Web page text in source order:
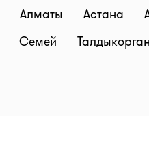
Алматы Астана
Семей Талдыкорган